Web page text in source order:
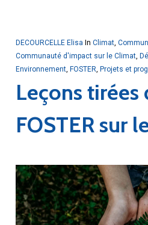
DECOURCELLE Elisa In Climat,
Communauté d'impact sur le Climat,
Environnement, FOSTER, Projets et
Leçons
FOSTER sur